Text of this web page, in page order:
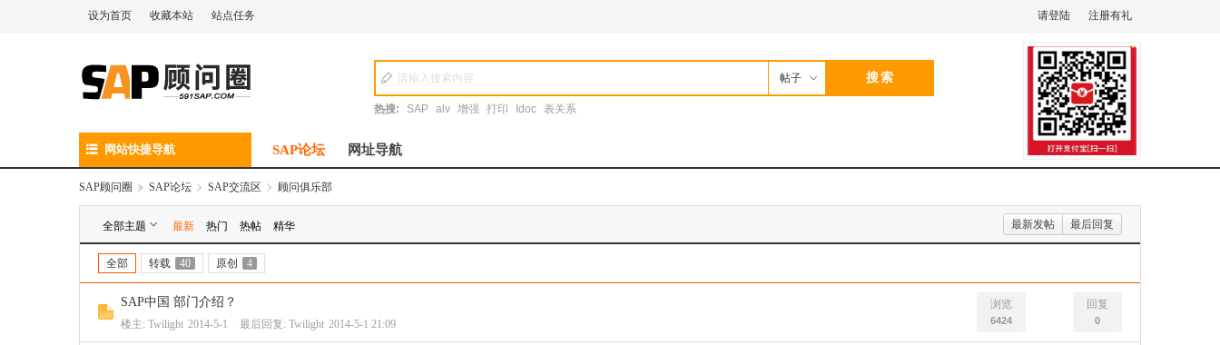
设为首页 收藏本站 站点任务 请登陆 注册有礼
帖子
热搜: SAP alv 增强 打印 Idoc 表关系
网站快捷导航 SAP论坛 网址导航
SAP顾问圈 » SAP论坛 › SAP交流区 › 顾问俱乐部
全部主题 最新 热门 热帖 精华 最新发帖 最后回复
全部 转载 40 原创 4
SAP中国 部门介绍？
楼主: Twilight 2014-5-1 最后回复: Twilight 2014-5-1 21:09
浏览
6424
回复
0